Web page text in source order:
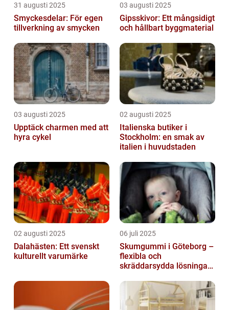
31 augusti 2025
Smyckesdelar: För egen
tillverkning av smycken
03 augusti 2025
Gipsskivor: Ett mångsidigt
och hållbart byggmaterial
03 augusti 2025
Upptäck charmen med att
hyra cykel
02 augusti 2025
Italienska butiker i
Stockholm: en smak av
italien i huvudstaden
02 augusti 2025
Dalahästen: Ett svenskt
kulturellt varumärke
06 juli 2025
Skumgummi i Göteborg –
flexibla och
skräddarsydda lösningar